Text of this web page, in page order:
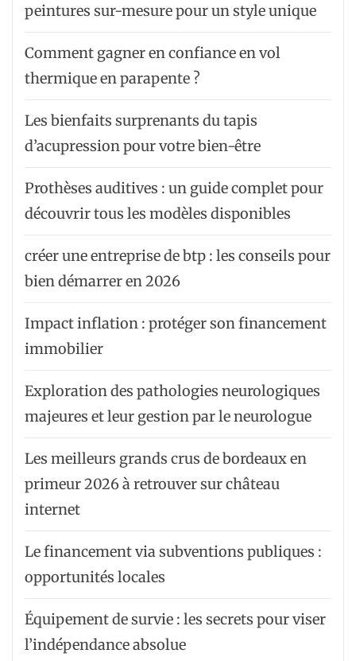
peintures sur-mesure pour un style unique
Comment gagner en confiance en vol
thermique en parapente ?
Les bienfaits surprenants du tapis
d’acupression pour votre bien-être
Prothèses auditives : un guide complet pour
découvrir tous les modèles disponibles
créer une entreprise de btp : les conseils pour
bien démarrer en 2026
Impact inflation : protéger son financement
immobilier
Exploration des pathologies neurologiques
majeures et leur gestion par le neurologue
Les meilleurs grands crus de bordeaux en
primeur 2026 à retrouver sur château
internet
Le financement via subventions publiques :
opportunités locales
Équipement de survie : les secrets pour viser
l’indépendance absolue